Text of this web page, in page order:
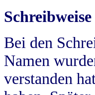
Bei den
Namen
verstanden